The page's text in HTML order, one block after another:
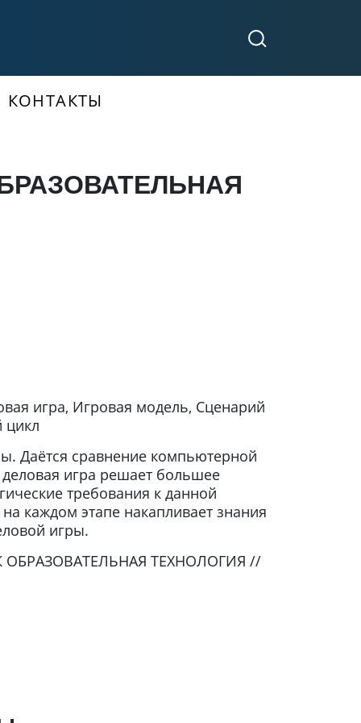
КОНТАКТЫ
игра, Игровая модель, Сценарий
цикл
Даётся сравнение компьютерной
игра решает большее
требования к данной
каждом этапе накапливает знания
игры.
ОБРАЗОВАТЕЛЬНАЯ ТЕХНОЛОГИЯ //